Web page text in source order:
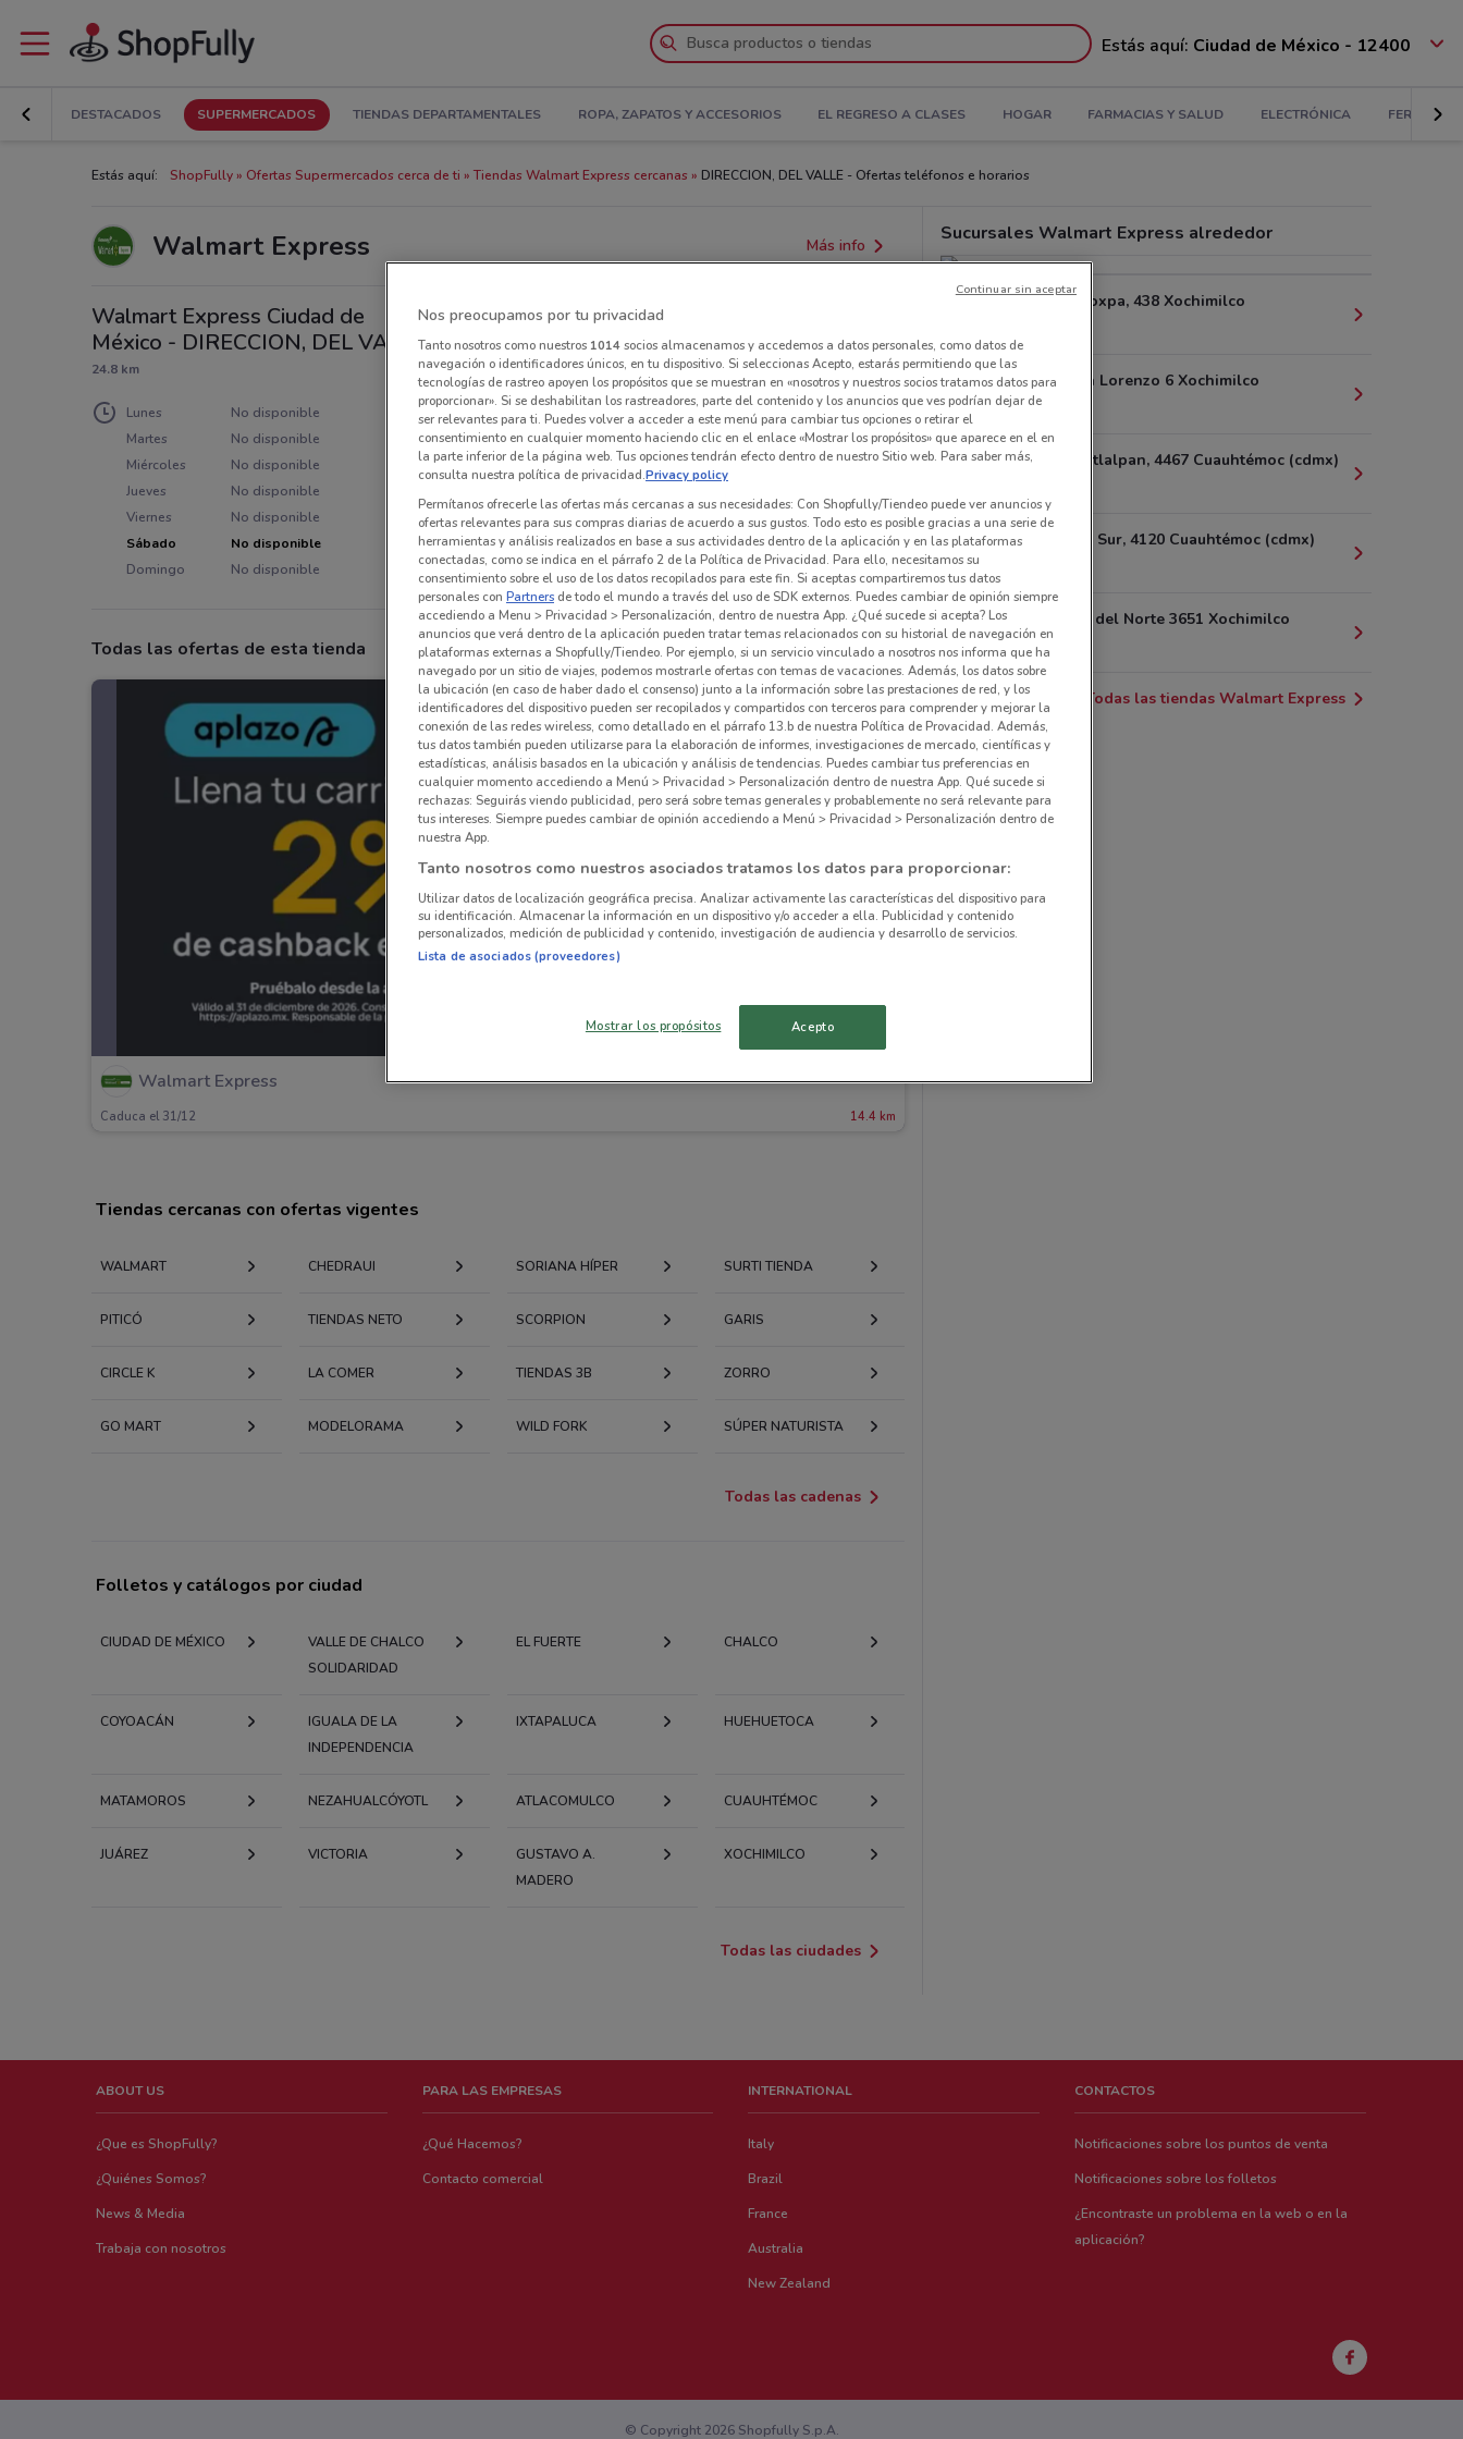
Estás aquí: Ciudad de México - 12400
DESTACADOS SUPERMERCADOS TIENDAS DEPARTAMENTALES ROPA, ZAPATOS Y ACCESORIOS EL REGRESO A CLASES HOGAR FARMACIAS Y SALUD ELECTRÓNICA
Estás aquí: ShopFully Ofertas Supermercados cerca de ti Tiendas Walmart Express cercanas DIRECCION, DEL VALLE - Ofertas teléfonos e horarios
Walmart Express Más info
Walmart Express Ciudad de
México - DIRECCION, DEL VALLE
24.8 km
Lunes
No disponible
Martes
No disponible
Miércoles
No disponible
Jueves
No disponible
Viernes
No disponible
Sábado
No disponible
Domingo
No disponible
Todas las ofertas de esta tienda
Walmart Express
Caduca el 31/12 14.4 km
Sucursales Walmart Express alrededor
Calzada Acoxpa, 438 Xochimilco
Rancho San Lorenzo 6 Xochimilco
15 km
Calzada de tlalpan, 4467 Cuauhtémoc (cdmx)
Insurgentes Sur, 4120 Cuauhtémoc (cdmx)
A.v División del Norte 3651 Xochimilco
16.6 km
Todas las tiendas Walmart Express
Tiendas cercanas con ofertas vigentes
WALMART CHEDRAUI SORIANA HÍPER SURTI TIENDA
PITICÓ TIENDAS NETO SCORPION GARIS
CIRCLE K LA COMER TIENDAS 3B ZORRO
GO MART MODELORAMA WILD FORK SÚPER NATURISTA
Todas las cadenas
Folletos y catálogos por ciudad
CIUDAD DE MÉXICO
VALLE DE CHALCO
SOLIDARIDAD
EL FUERTE CHALCO
COYOACÁN
IGUALA DE LA
INDEPENDENCIA
IXTAPALUCA HUEHUETOCA
MATAMOROS NEZAHUALCÓYOTL ATLACOMULCO CUAUHTÉMOC
JUÁREZ VICTORIA
GUSTAVO A.
MADERO
XOCHIMILCO
Todas las ciudades
ABOUT US
¿Que es ShopFully?
¿Quiénes Somos?
News & Media
Trabaja con nosotros
PARA LAS EMPRESAS
¿Qué Hacemos?
Contacto comercial
INTERNATIONAL
Italy
Brazil
France
Australia
New Zealand
CONTACTOS
Notificaciones sobre los puntos de venta
Notificaciones sobre los folletos
¿Encontraste un problema en la web o en la
aplicación?
© Copyright 2026 Shopfully S.p.A.
Nos preocupamos por tu privacidad
Tanto nosotros como nuestros 1014socios almacenamos y accedemos a datos personales, como datos de
navegación o identificadores únicos, en tu dispositivo. Si seleccionas Acepto, estarás permitiendo que las
tecnologías de rastreo apoyen los propósitos que se muestran en «nosotros y nuestros socios tratamos datos para
proporcionar». Si se deshabilitan los rastreadores, parte del contenido y los anuncios que ves podrían dejar de
ser relevantes para ti. Puedes volver a acceder a este menú para cambiar tus opciones o retirar el
consentimiento en cualquier momento haciendo clic en el enlace «Mostrar los propósitos» que aparece en el en
la parte inferior de la página web. Tus opciones tendrán efecto dentro de nuestro Sitio web. Para saber más,
consulta nuestra política de privacidad.Privacy policy
Permítanos ofrecerle las ofertas más cercanas a sus necesidades: Con Shopfully/Tiendeo puede ver anuncios y
ofertas relevantes para sus compras diarias de acuerdo a sus gustos. Todo esto es posible gracias a una serie de
herramientas y análisis realizados en base a sus actividades dentro de la aplicación y en las plataformas
conectadas, como se indica en el párrafo 2 de la Política de Privacidad. Para ello, necesitamos su
consentimiento sobre el uso de los datos recopilados para este fin. Si aceptas compartiremos tus datos
personales con Partners de todo el mundo a través del uso de SDK externos. Puedes cambiar de opinión siempre
accediendo a Menu > Privacidad > Personalización, dentro de nuestra App. ¿Qué sucede si acepta? Los
anuncios que verá dentro de la aplicación pueden tratar temas relacionados con su historial de navegación en
plataformas externas a Shopfully/Tiendeo. Por ejemplo, si un servicio vinculado a nosotros nos informa que ha
navegado por un sitio de viajes, podemos mostrarle ofertas con temas de vacaciones. Además, los datos sobre
la ubicación (en caso de haber dado el consenso) junto a la información sobre las prestaciones de red, y los
identificadores del dispositivo pueden ser recopilados y compartidos con terceros para comprender y mejorar la
conexión de las redes wireless, como detallado en el párrafo 13.b de nuestra Política de Provacidad. Además,
tus datos también pueden utilizarse para la elaboración de informes, investigaciones de mercado, científicas y
estadísticas, análisis basados en la ubicación y análisis de tendencias. Puedes cambiar tus preferencias en
cualquier momento accediendo a Menú > Privacidad > Personalización dentro de nuestra App. Qué sucede si
rechazas: Seguirás viendo publicidad, pero será sobre temas generales y probablemente no será relevante para
tus intereses. Siempre puedes cambiar de opinión accediendo a Menú > Privacidad > Personalización dentro de
nuestra App.
Tanto nosotros como nuestros asociados tratamos los datos para proporcionar:
Utilizar datos de localización geográfica precisa. Analizar activamente las características del dispositivo para
su identificación. Almacenar la información en un dispositivo y/o acceder a ella. Publicidad y contenido
personalizados, medición de publicidad y contenido, investigación de audiencia y desarrollo de servicios.
Lista de asociados (proveedores)
Mostrar los propósitos Acepto
Continuar sin aceptar